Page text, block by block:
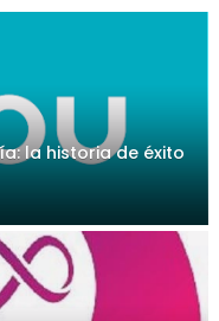
la historia de éxito